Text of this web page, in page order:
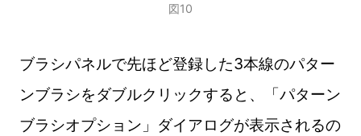
図10
ブラシパネルで先ほど登録した3本線のパター
ンブラシをダブルクリックすると、「パターン
ブラシオプション」ダイアログが表示されるの